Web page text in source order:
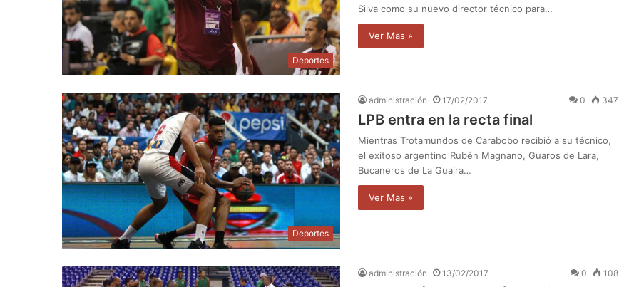
Deportes
Silva como su nuevo director técnico para…
Ver Mas »
Deportes
administración 17/02/2017 0 347
LPB entra en la recta final
Mientras Trotamundos de Carabobo recibió a su técnico,
el exitoso argentino Rubén Magnano, Guaros de Lara,
Bucaneros de La Guaira…
Ver Mas »
administración 13/02/2017 0 108